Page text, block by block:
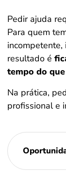
Pedir ajuda
Para quem
resultado é
tempo do
Na prática,
profissional e